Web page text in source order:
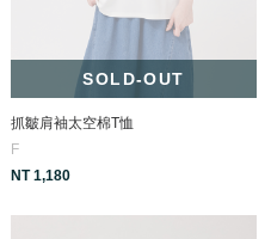
SOLD-OUT
抓皺肩袖太空棉T恤
F
NT 1,180